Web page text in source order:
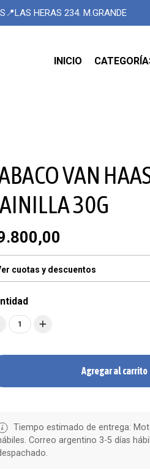
HERAS 234. M.GRANDE
INICIO
VAN
30G
cuotas y descuentos
1
Agregar al carrito
Tiempo estimado de entrega:
Correo argentino 3-5 días